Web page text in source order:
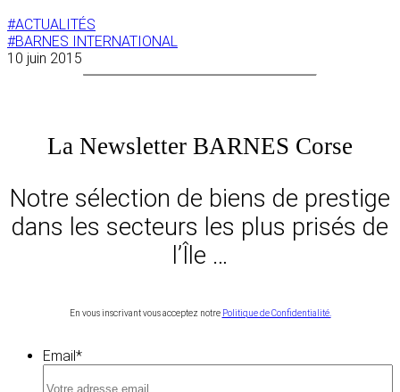
#ACTUALITÉS
#BARNES INTERNATIONAL
10 juin 2015
La Newsletter BARNES Corse
Notre sélection de biens de prestige
dans les secteurs les plus prisés de
l’Île …
En vous inscrivant vous acceptez notre Politique de Confidentialité.
Email*